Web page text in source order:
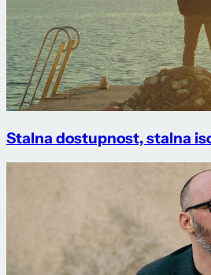
Stalna dostupnost, stalna